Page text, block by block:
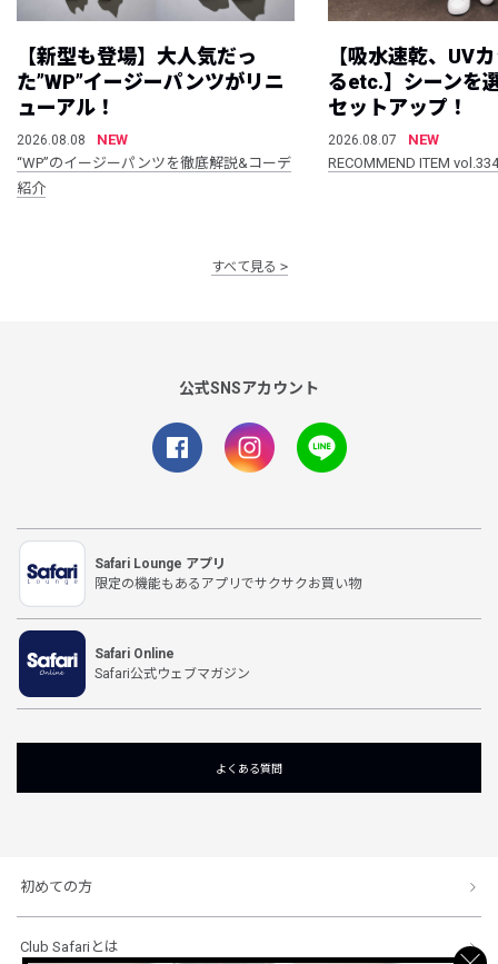
【新型も登場】大人気だっ
た”WP”イージーパンツがリニ
ューアル！
2026.08.08
NEW
“WP”のイージーパンツを徹底解説&コーデ
紹介
【吸水速乾、UV
るetc.】シーンを
セットアップ！
2026.08.07
NEW
RECOMMEND ITEM vol.334
すべて見る
公式SNSアカウント
Safari Lounge アプリ
限定の機能もあるアプリでサクサクお買い物
Safari Online
Safari公式ウェブマガジン
よくある質問
初めての方
Club Safariとは